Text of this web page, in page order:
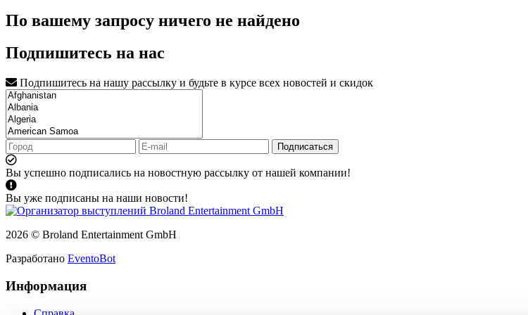
По вашему запросу ничего не найдено
Подпишитесь на нас
Подпишитесь на нашу рассылку и будьте в курсе всех новостей и скидок
Подписаться
Вы успешно подписались на новостную рассылку от нашей компании!
Вы уже подписаны на наши новости!
2026 © Broland Entertainment GmbH
Разработано EventoBot
Информация